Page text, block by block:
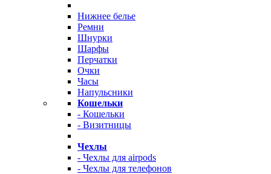
Нижнее белье
Ремни
Шнурки
Шарфы
Перчатки
Очки
Часы
Напульсники
Кошельки
- Кошельки
- Визитницы
Чехлы
- Чехлы для airpods
- Чехлы для телефонов